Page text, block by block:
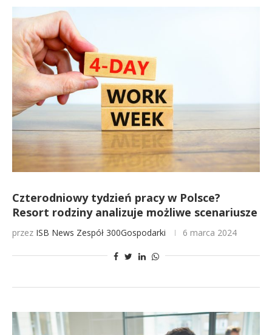
Czterodniowy tydzień pracy w Polsce?
Resort rodziny analizuje możliwe scenariusze
przez ISB News Zespół 300Gospodarki 6 marca 2024